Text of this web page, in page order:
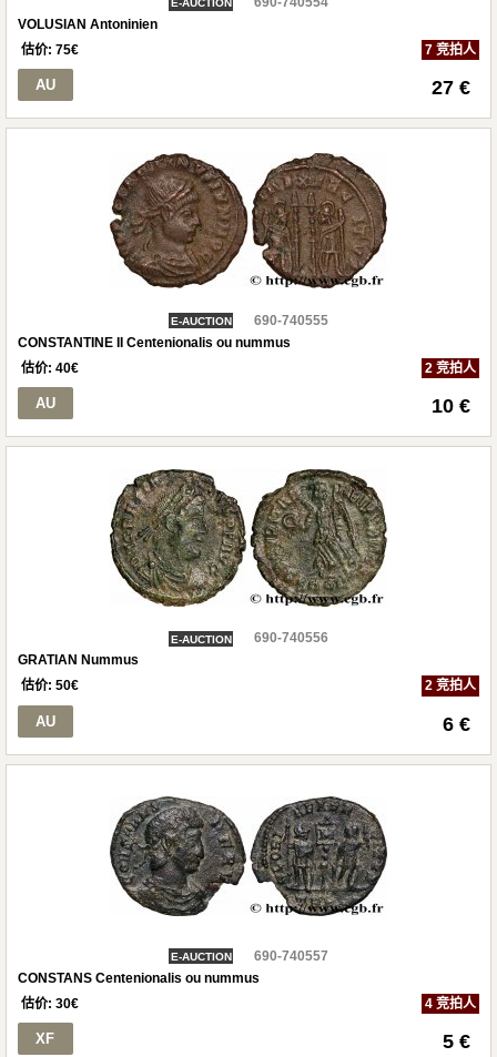
E-AUCTION
VOLUSIAN Antoninien
估价: 75€ 7 竞拍人
AU 27 €
E-AUCTION
690-740555
CONSTANTINE II Centenionalis ou nummus
估价: 40€ 2 竞拍人
AU 10 €
E-AUCTION
690-740556
GRATIAN Nummus
估价: 50€ 2 竞拍人
AU 6 €
E-AUCTION
690-740557
CONSTANS Centenionalis ou nummus
估价: 30€ 4 竞拍人
XF 5 €